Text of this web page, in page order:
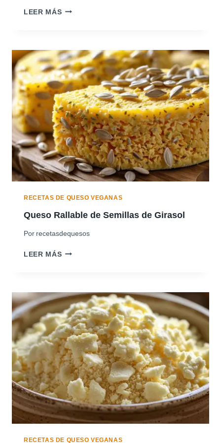
LEER MÁSQ
O
D
U
R
O
D
E
A
L
M
E
N
D
A
RECETAS DE QUESO VEGANAS
Queso Rallable de Semillas de Girasol
Por recetasdequesos
LEER MÁSQ
O
R
A
L
L
A
B
L
E
D
E
S
E
I
RECETAS DE QUESO VEGANAS